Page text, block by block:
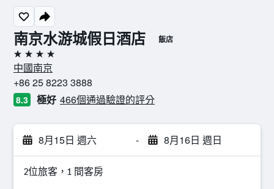
南京水游城假日酒店 飯店
4星級
中國南京
+86 25 8223 3888
8.3 極好 466個通過驗證的評分
8月15日 週六 - 8月16日 週日
2位旅客，1 間客房